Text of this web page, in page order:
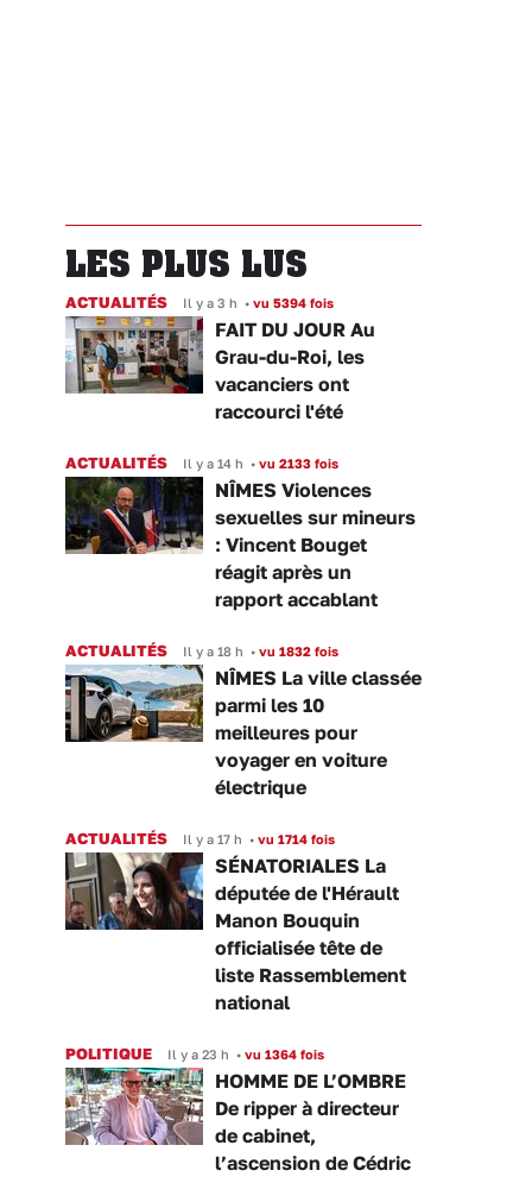
LES PLUS LUS
ACTUALITÉS Il y a 3 h • vu 5394 fois
FAIT DU JOUR Au
Grau-du-Roi, les
vacanciers ont
raccourci l'été
ACTUALITÉS Il y a 14 h • vu 2133 fois
NÎMES Violences
sexuelles sur mineurs
: Vincent Bouget
réagit après un
rapport accablant
ACTUALITÉS Il y a 18 h • vu 1832 fois
NÎMES La ville classée
parmi les 10
meilleures pour
voyager en voiture
électrique
ACTUALITÉS Il y a 17 h • vu 1714 fois
SÉNATORIALES La
députée de l'Hérault
Manon Bouquin
officialisée tête de
liste Rassemblement
national
POLITIQUE Il y a 23 h • vu 1364 fois
HOMME DE L’OMBRE
De ripper à directeur
de cabinet,
l’ascension de Cédric